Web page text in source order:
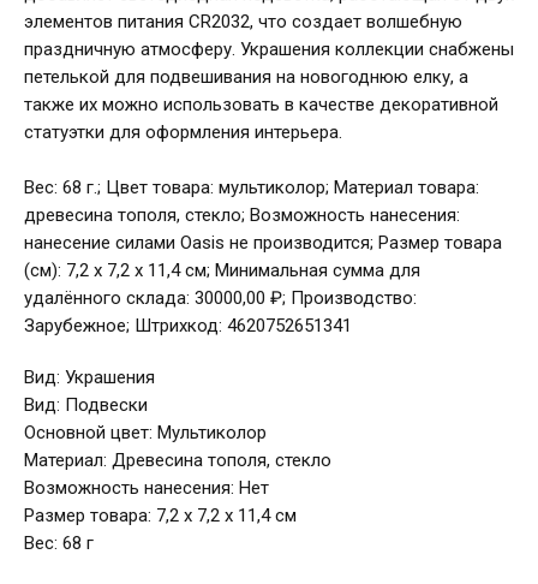
элементов питания CR2032, что создает волшебную
праздничную атмосферу. Украшения коллекции снабжены
петелькой для подвешивания на новогоднюю елку, а
также их можно использовать в качестве декоративной
статуэтки для оформления интерьера.
Вес: 68 г.; Цвет товара: мультиколор; Материал товара:
древесина тополя, стекло; Возможность нанесения:
нанесение силами Oasis не производится; Размер товара
(см): 7,2 х 7,2 х 11,4 см; Минимальная сумма для
удалённого склада: 30000,00 ₽; Производство:
Зарубежное; Штрихкод: 4620752651341
Вид: Украшения
Вид: Подвески
Основной цвет: Мультиколор
Материал: Древесина тополя, стекло
Возможность нанесения: Нет
Размер товара: 7,2 х 7,2 х 11,4 см
Вес: 68 г